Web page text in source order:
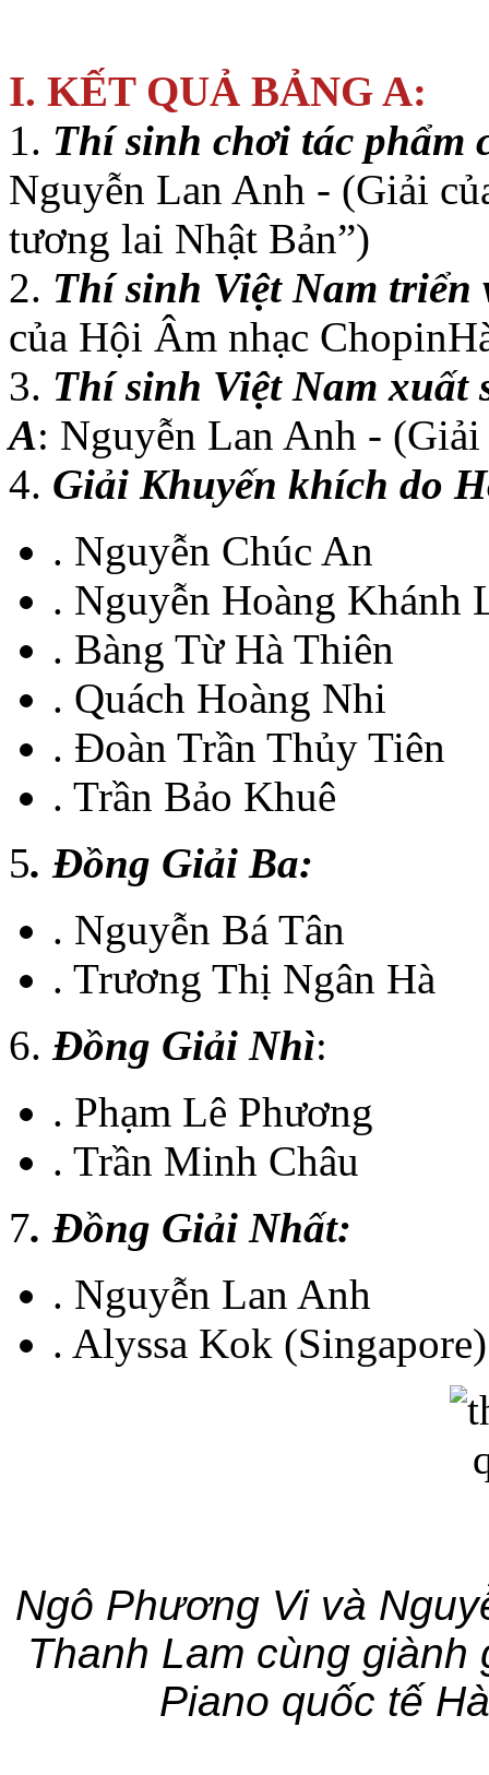
I. KẾT QUẢ BẢNG A:
1. Thí sinh chơi tác phẩm
Nguyễn Lan Anh - (Giải
tương lai Nhật Bản”)
2. Thí sinh Việt Nam triển
của Hội Âm nhạc
3. Thí sinh Việt Nam xuất
A: Nguyễn Lan Anh -
4. Giải Khuyến khích do
. Nguyễn Chúc An
. Nguyễn Hoàng Khánh
. Bàng Từ Hà Thiên
. Quách Hoàng Nhi
. Đoàn Trần Thủy Tiên
. Trần Bảo Khuê
5. Đồng Giải Ba:
. Nguyễn Bá Tân
. Trương Thị Ngân Hà
6. Đồng Giải Nhì:
. Phạm Lê Phương
. Trần Minh Châu
7. Đồng Giải Nhất:
. Nguyễn Lan Anh
. Alyssa Kok (Singapore)
Ngô Phương Vi và
Thanh Lam cùng
Piano quốc tế